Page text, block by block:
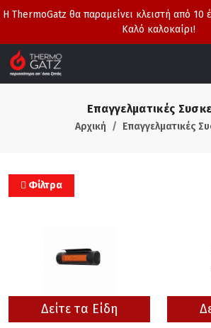
Η ThermoGatz θα παραμείνει κλειστή από 10
Καλό καλοκαίρι!
Επαγγελματικές
Αρχική Επαγγελματικές
Φίλτρα
Δείτε τα Είδη